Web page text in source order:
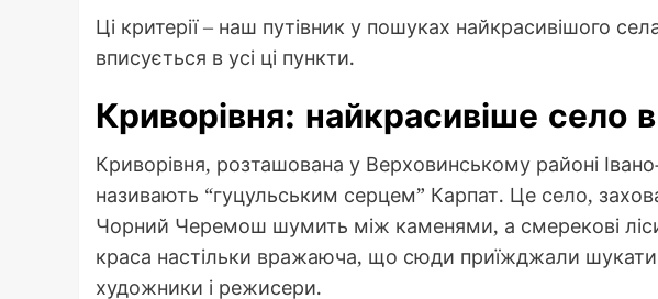
Ці критерії – наш путівник у пошуках найкрасивішого
вписується в усі ці пункти.
Криворівня: найкрасивіше село в
Криворівня, розташована у Верховинському районі
називають “гуцульським серцем” Карпат. Це село,
Чорний Черемош шумить між каменями, а смерекові
краса настільки вражаюча, що сюди приїжджали
художники і режисери.